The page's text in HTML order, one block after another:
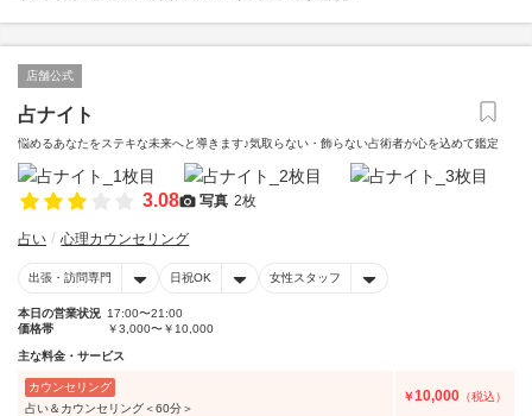
店舗公式
占ナイト
悩めるあなたをステキな未来へと導きます♪気取らない・飾らない占術者が心を込めて鑑定
3.08 写真 2枚
占い 心理カウンセリング
出張・訪問専門 日祝OK 女性スタッフ
本日の営業状況 17:00〜21:00
価格帯
￥3,000〜￥10,000
主な料金・サービス
カウンセリング
占い＆カウンセリング＜60分＞
￥10,000 （税込）